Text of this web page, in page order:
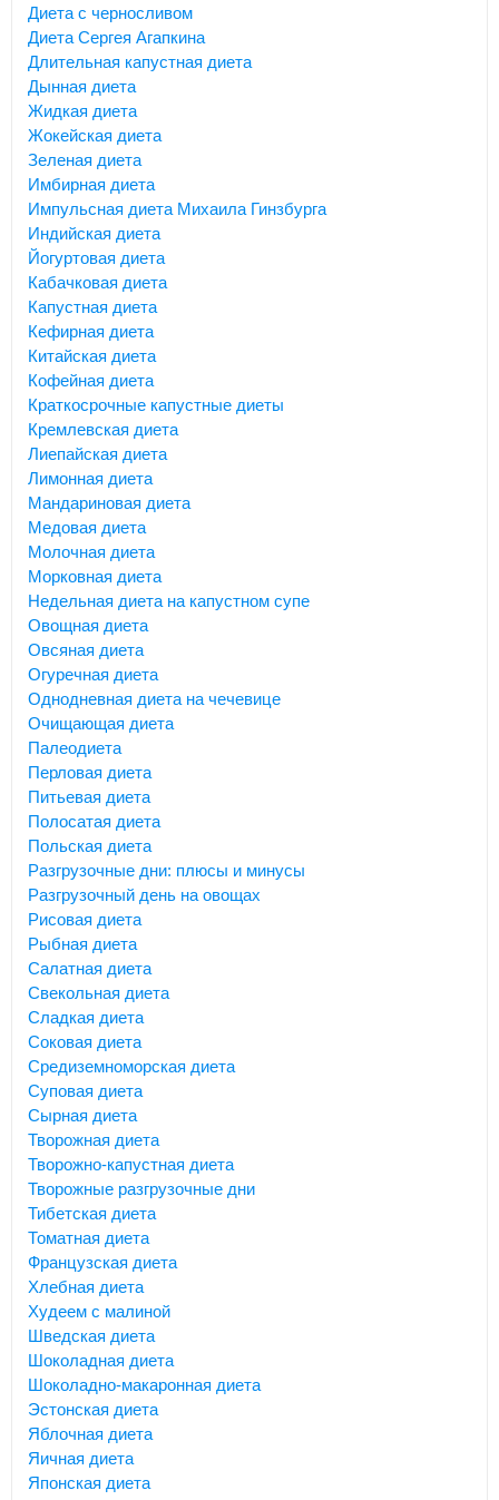
Диета с черносливом
Диета Сергея Агапкина
Длительная капустная диета
Дынная диета
Жидкая диета
Жокейская диета
Зеленая диета
Имбирная диета
Импульсная диета Михаила Гинзбурга
Индийская диета
Йогуртовая диета
Кабачковая диета
Капустная диета
Кефирная диета
Китайская диета
Кофейная диета
Краткосрочные капустные диеты
Кремлевская диета
Лиепайская диета
Лимонная диета
Мандариновая диета
Медовая диета
Молочная диета
Морковная диета
Недельная диета на капустном супе
Овощная диета
Овсяная диета
Огуречная диета
Однодневная диета на чечевице
Очищающая диета
Палеодиета
Перловая диета
Питьевая диета
Полосатая диета
Польская диета
Разгрузочные дни: плюсы и минусы
Разгрузочный день на овощах
Рисовая диета
Рыбная диета
Салатная диета
Свекольная диета
Сладкая диета
Соковая диета
Средиземноморская диета
Суповая диета
Сырная диета
Творожная диета
Творожно-капустная диета
Творожные разгрузочные дни
Тибетская диета
Томатная диета
Французская диета
Хлебная диета
Худеем с малиной
Шведская диета
Шоколадная диета
Шоколадно-макаронная диета
Эстонская диета
Яблочная диета
Яичная диета
Японская диета